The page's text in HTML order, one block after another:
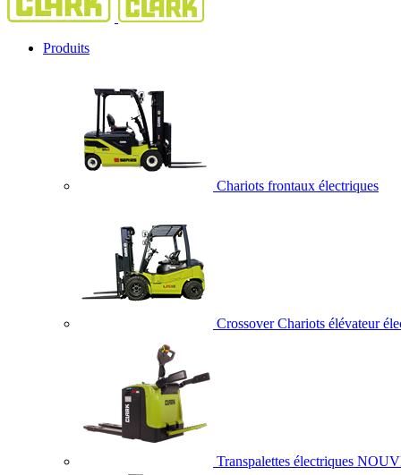
Produits
Chariots frontaux électriques
Crossover Chariots élévateur
Transpalettes électriques